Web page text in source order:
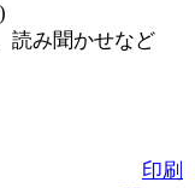
み聞かせなど
印刷